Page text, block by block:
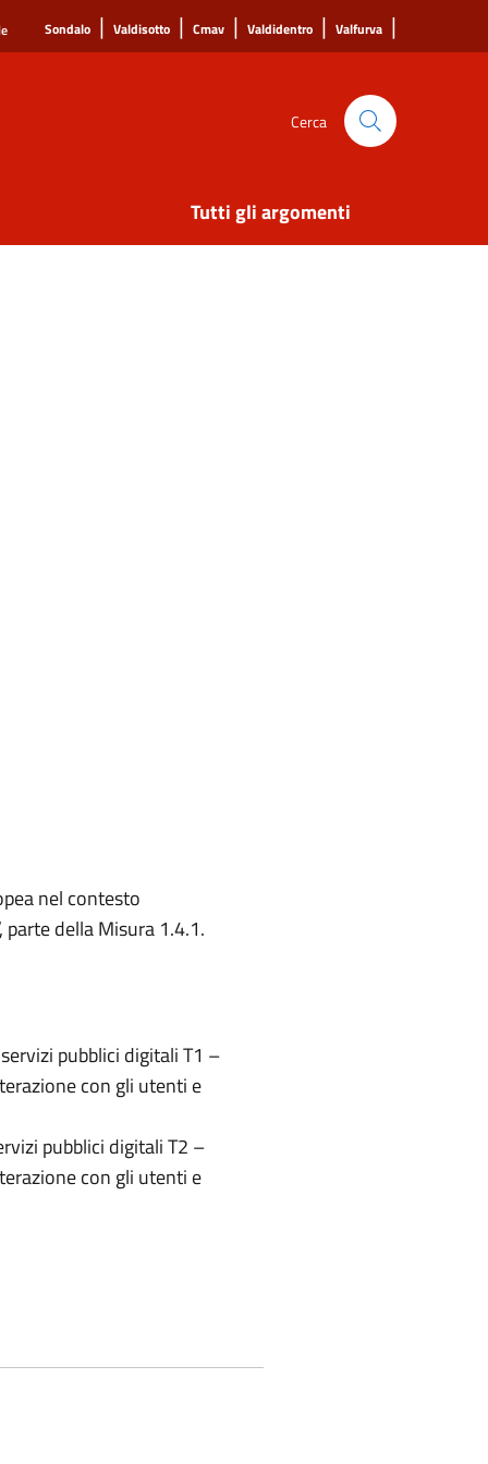
Sondalo | Valdisotto | Cmav | Valdidentro | Valfurva |
Cerca
Tutti gli argomenti
nel contesto
parte della Misura 1.4.1.
pubblici digitali T1 –
con gli utenti e
pubblici digitali T2 –
con gli utenti e